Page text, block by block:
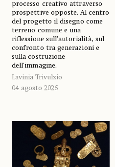
processo creativo attraverso
prospettive opposte. Al centro
del progetto il disegno come
terreno comune e una
riflessione sull'autorialità, sul
confronto tra generazioni e
sulla costruzione
dell'immagine.
Lavinia Trivulzio
04 agosto 2026